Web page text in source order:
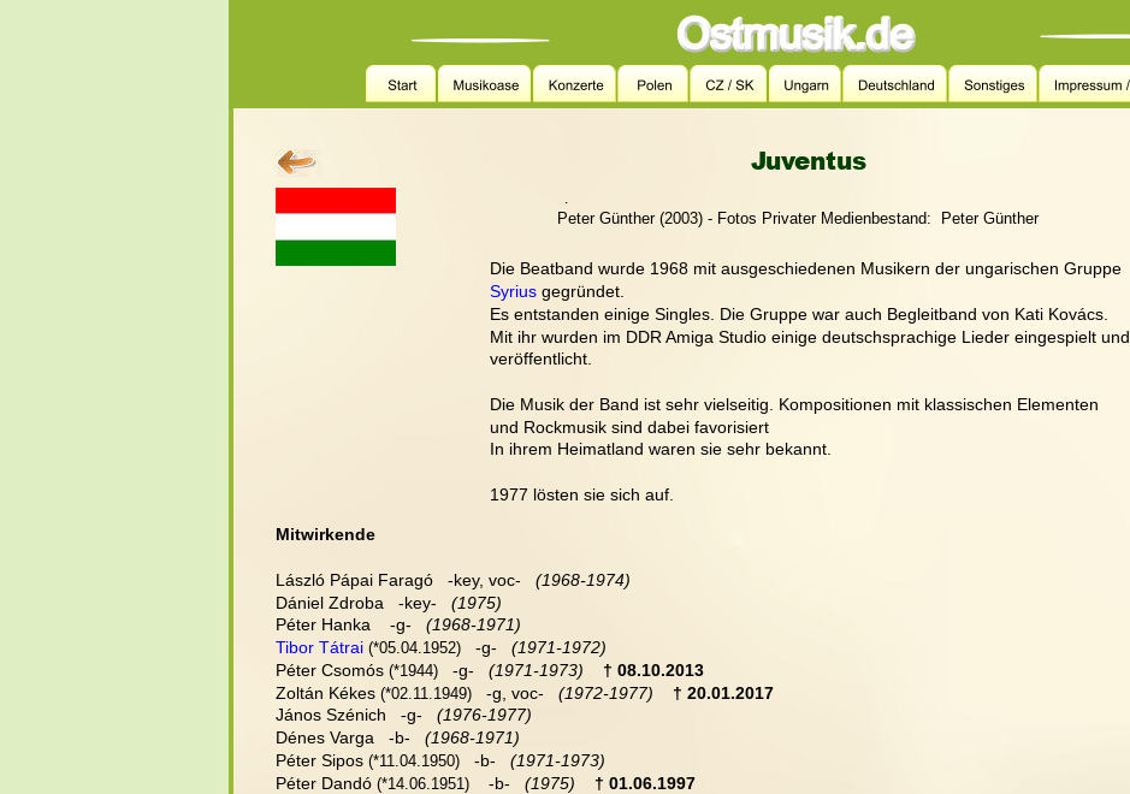
Juventus
   Peter Günther (2003) - Fotos Privater Medienbestand:  Peter Günther
.
Die Beatband wurde 1968 mit ausgeschiedenen Musikern der ungarischen Gruppe
Syrius gegründet.
Es entstanden einige Singles. Die Gruppe war auch Begleitband von Kati Kovács.
Mit ihr wurden im DDR Amiga Studio einige deutschsprachige Lieder eingespielt und
veröffentlicht.
Die Musik der Band ist sehr vielseitig. Kompositionen mit klassischen Elementen
und Rockmusik sind dabei favorisiert
In ihrem Heimatland waren sie sehr bekannt.
1977 lösten sie sich auf.
Mitwirkende
László Pápai Faragó   -key, voc-
(1968-1974)
Dániel Zdroba   -key-
(1975)
Péter Hanka    -g- (1968-1971)
Tibor Tátrai (*05.04.1952)
   -g-
(1971-1972)
Péter Csomós (*1944)
   -g-
(1971-1973)
† 08.10.2013
Zoltán Kékes (*02.11.1949)
   -g, voc-
(1972-1977)
† 20.01.2017
János Szénich   -g- (1976-1977)
Dénes Varga   -b- (1968-1971)
Péter Sipos (*11.04.1950)
   -b-
(1971-1973)
Péter Dandó (*14.06.1951)
    -b-
(1975)
† 01.06.1997